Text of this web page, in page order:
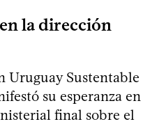
la dirección
Sustentable
su esperanza en
final sobre el